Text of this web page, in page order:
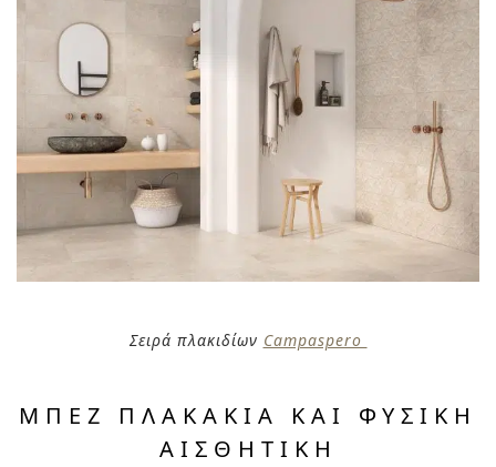
Σειρά πλακιδίων Campaspero
ΜΠΕΖ ΠΛΑΚΆΚΙΑ ΚΑΙ ΦΥΣΙΚΉ
ΑΙΣΘΗΤΙΚΉ